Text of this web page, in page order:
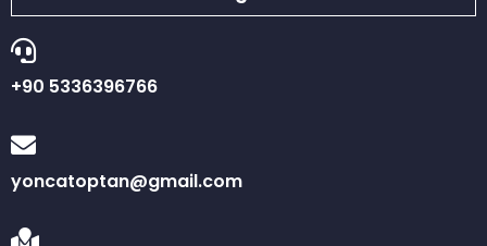
+90 5336396766
yoncatoptan@gmail.com